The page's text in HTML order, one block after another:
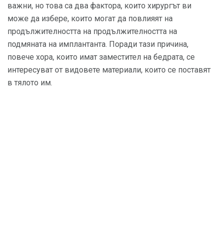
важни, но това са два фактора, които хирургът ви
може да избере, които могат да повлияят на
продължителността на продължителността на
подмяната на имплантанта. Поради тази причина,
повече хора, които имат заместител на бедрата, се
интересуват от видовете материали, които се поставят
в тялото им.